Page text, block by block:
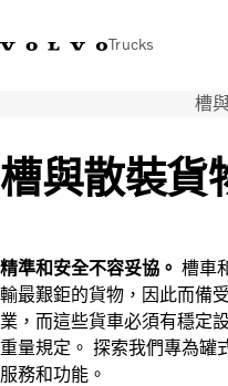
Trucks
售服專線
運輸解決方案
尋找經銷商
News
關於我們
聯絡我們
槽
槽與散裝貨
精準和安全不容妥協。 槽車
輸最艱鉅的貨物，因此而備
業，而這些貨車必須有穩定
重量規定。 探索我們專為罐
服務和功能。